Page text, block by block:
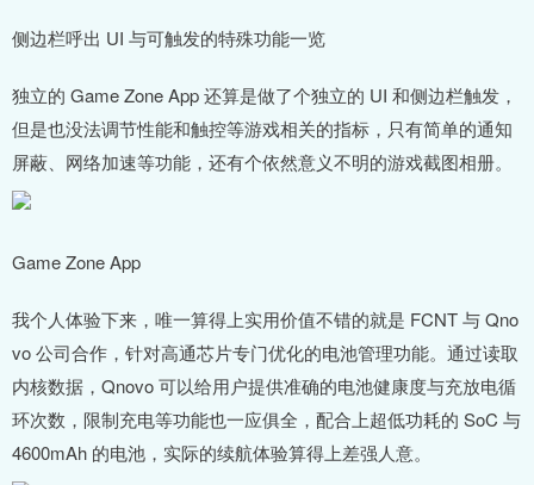
侧边栏呼出 UI 与可触发的特殊功能一览
独立的 Game Zone App 还算是做了个独立的 UI 和侧边栏触发，
但是也没法调节性能和触控等游戏相关的指标，只有简单的通知
屏蔽、网络加速等功能，还有个依然意义不明的游戏截图相册。
Game Zone App
我个人体验下来，唯一算得上实用价值不错的就是 FCNT 与 Qno
vo 公司合作，针对高通芯片专门优化的电池管理功能。通过读取
内核数据，Qnovo 可以给用户提供准确的电池健康度与充放电循
环次数，限制充电等功能也一应俱全，配合上超低功耗的 SoC 与
4600mAh 的电池，实际的续航体验算得上差强人意。